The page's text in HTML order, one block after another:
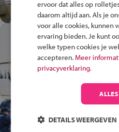
en win een
In de
plek!
Ontdek via
op de
anders is!
ervoor dat alles op
daarom altijd aan. Als je
voor alle cookies, kunnen
ervaring bieden. Je kunt
welke typen cookies je
accepteren. Meer
privacyverklaring.
DETAILS WEERGEVEN